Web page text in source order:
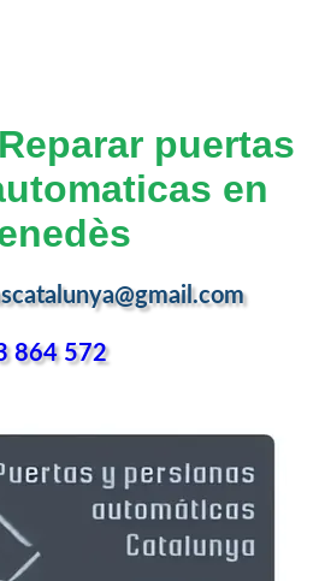
puertas
en
864 572